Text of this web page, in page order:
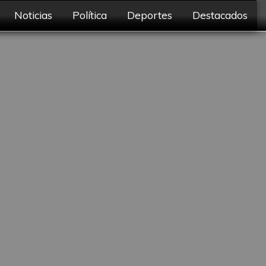
Noticias Política Deportes Destacados